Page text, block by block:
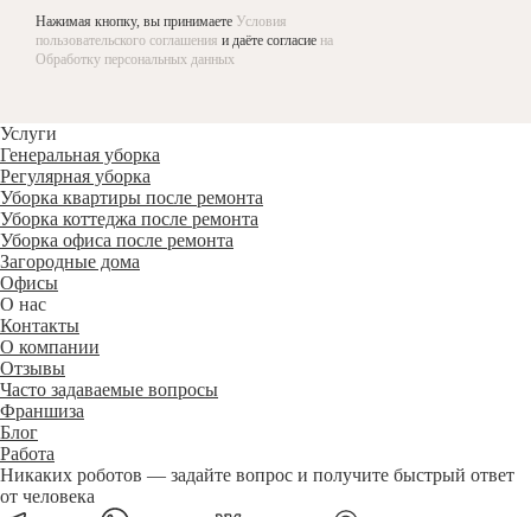
Нажимая кнопку, вы принимаете Условия
пользовательского соглашения и даёте согласие на
Обработку персональных данных
Услуги
Генеральная уборка
Регулярная уборка
Уборка квартиры после ремонта
Уборка коттеджа после ремонта
Уборка офиса после ремонта
Загородные дома
Офисы
О нас
Контакты
О компании
Отзывы
Часто задаваемые вопросы
Франшиза
Блог
Работа
Никаких роботов — задайте вопрос и получите быстрый ответ
от человека